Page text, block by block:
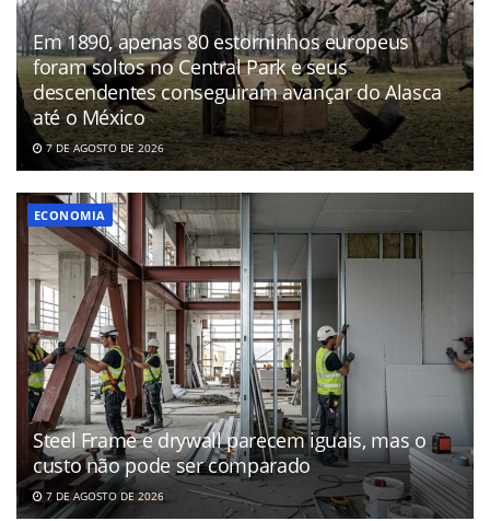
Em 1890, apenas 80 estorninhos europeus
foram soltos no Central Park e seus
descendentes conseguiram avançar do Alasca
até o México
7 DE AGOSTO DE 2026
ECONOMIA
Steel Frame e drywall parecem iguais, mas o
custo não pode ser comparado
7 DE AGOSTO DE 2026